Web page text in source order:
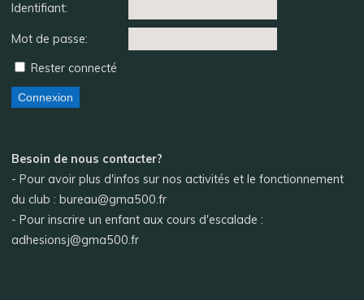
Identifiant:
Mot de passe:
Rester connecté
Connexion
Besoin de nous contacter?
- Pour avoir plus d'infos sur nos activités et le fonctionnement
du club : bureau@gma500.fr
- Pour inscrire un enfant aux cours d'escalade :
adhesionsj@gma500.fr